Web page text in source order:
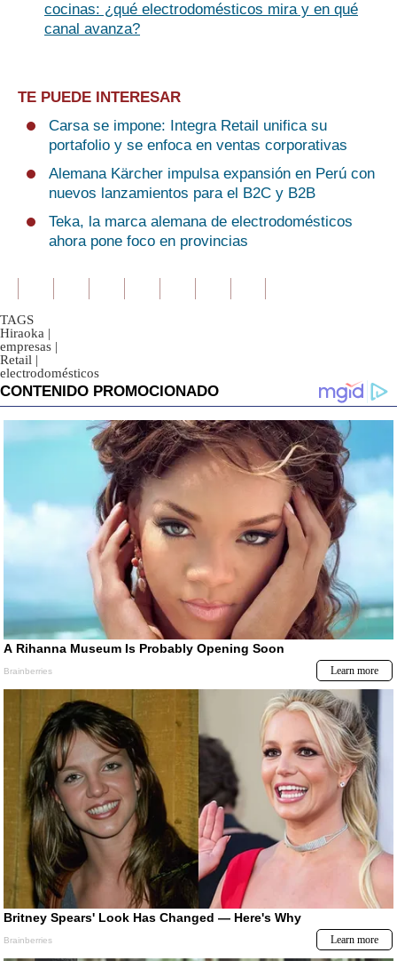
cocinas: ¿qué electrodomésticos mira y en qué
canal avanza?
TE PUEDE INTERESAR
Carsa se impone: Integra Retail unifica su
portafolio y se enfoca en ventas corporativas
Alemana Kärcher impulsa expansión en Perú con
nuevos lanzamientos para el B2C y B2B
Teka, la marca alemana de electrodomésticos
ahora pone foco en provincias
TAGS
Hiraoka |
empresas |
Retail |
electrodomésticos